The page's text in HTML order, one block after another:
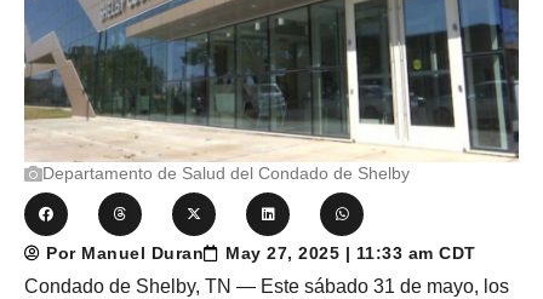
Departamento de Salud del Condado de Shelby
Por Manuel Duran May 27, 2025 | 11:33 am CDT
Condado de Shelby, TN — Este sábado 31 de mayo, los